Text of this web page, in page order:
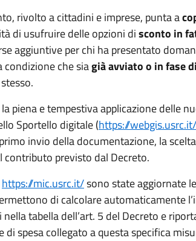
rivolto a cittadini e imprese, punta a
di usufruire delle opzioni disconto in
aggiuntive per chi ha presentato
condizione che siagià avviato o in fase
piena e tempestiva applicazione delle
Sportello digitale (https://
invio della documentazione, la
contributo previsto dal Decreto.
https://mic.usrc.it/sono state aggiornate
di calcolare automaticamente
tabella dell’art. 5 del Decreto e
di spesa collegato a questa specifica